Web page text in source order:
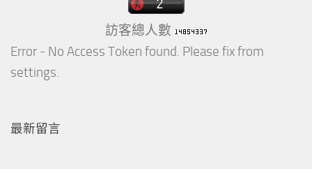
訪客總人數
Error - No Access Token found. Please fix from
settings.
最新留言